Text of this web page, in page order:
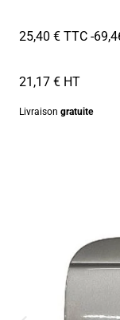
25,40 € TTC-
21,17 € HT
Livraison gratuite